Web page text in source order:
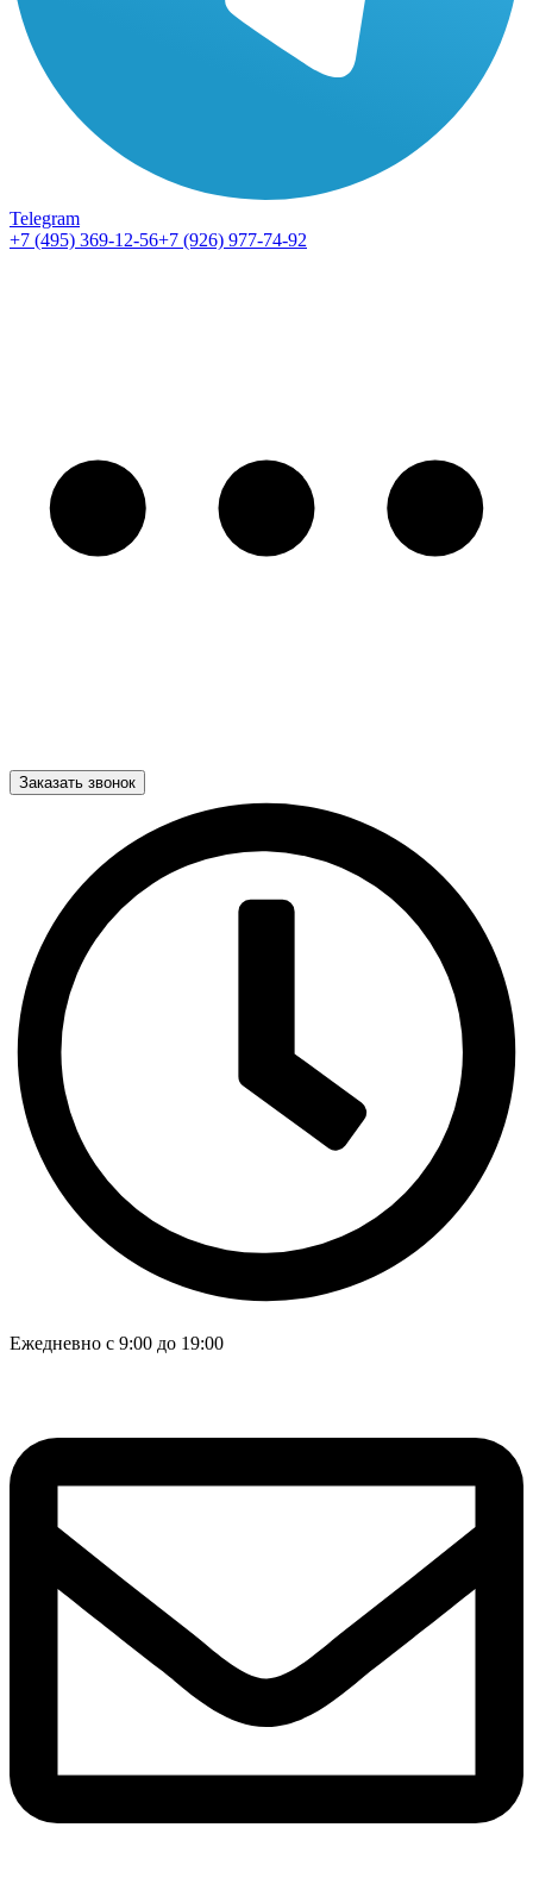
Telegram
+7 (495) 369-12-56+7 (926) 977-74-92
Заказать звонок
Ежедневно с 9:00 до 19:00